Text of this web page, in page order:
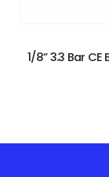
1/8” 3.3 Bar